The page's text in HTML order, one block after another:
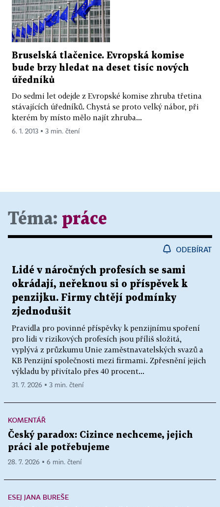
Bruselská tlačenice. Evropská komise
bude brzy hledat na deset tisíc nových
úředníků
Do sedmi let odejde z Evropské komise zhruba třetina
stávajících úředníků. Chystá se proto velký nábor, při
kterém by místo mělo najít zhruba...
6. 1. 2013 ▪ 3 min. čtení
Téma: práce
ODEBÍRAT
Lidé v náročných profesích se sami
okrádají, neřeknou si o příspěvek k
penzijku. Firmy chtějí podmínky
zjednodušit
Pravidla pro povinné příspěvky k penzijnímu spoření
pro lidi v rizikových profesích jsou příliš složitá,
vyplývá z průzkumu Unie zaměstnavatelských svazů a
KB Penzijní společnosti mezi firmami. Zpřesnění jejich
výkladu by přivítalo přes 40 procent...
31. 7. 2026 ▪ 3 min. čtení
KOMENTÁŘ
Český paradox: Cizince nechceme, jejich
práci ale potřebujeme
28. 7. 2026 ▪ 6 min. čtení
ESEJ JANA BUREŠE